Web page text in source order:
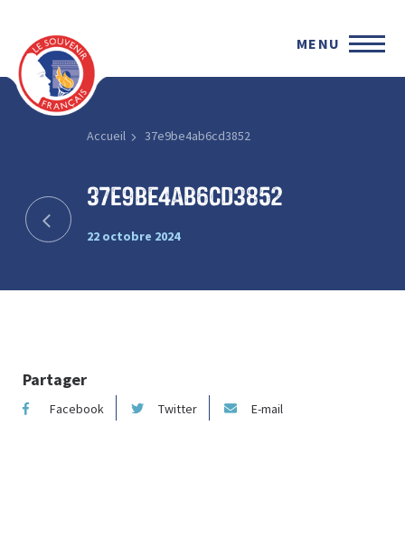
MENU
Accueil 37e9be4ab6cd3852
37e9be4ab6cd3852
22 octobre 2024
Partager
Facebook Twitter E-mail